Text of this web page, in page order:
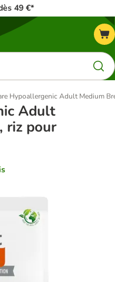
49 €*
Hypoallergenic Adult Medium
Adult
riz pour